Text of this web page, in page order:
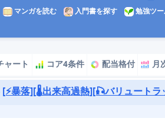
マンガを読む 入門書を探す 勉強ツ
ャート コア4条件 配当格付 月
[⚡️暴落][🌡️出来高過熱][🎣バリュートラ